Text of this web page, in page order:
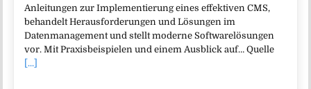
Anleitungen zur Implementierung eines effektiven CMS,
behandelt Herausforderungen und Lösungen im
Datenmanagement und stellt moderne Softwarelösungen
vor. Mit Praxisbeispielen und einem Ausblick auf… Quelle
[...]